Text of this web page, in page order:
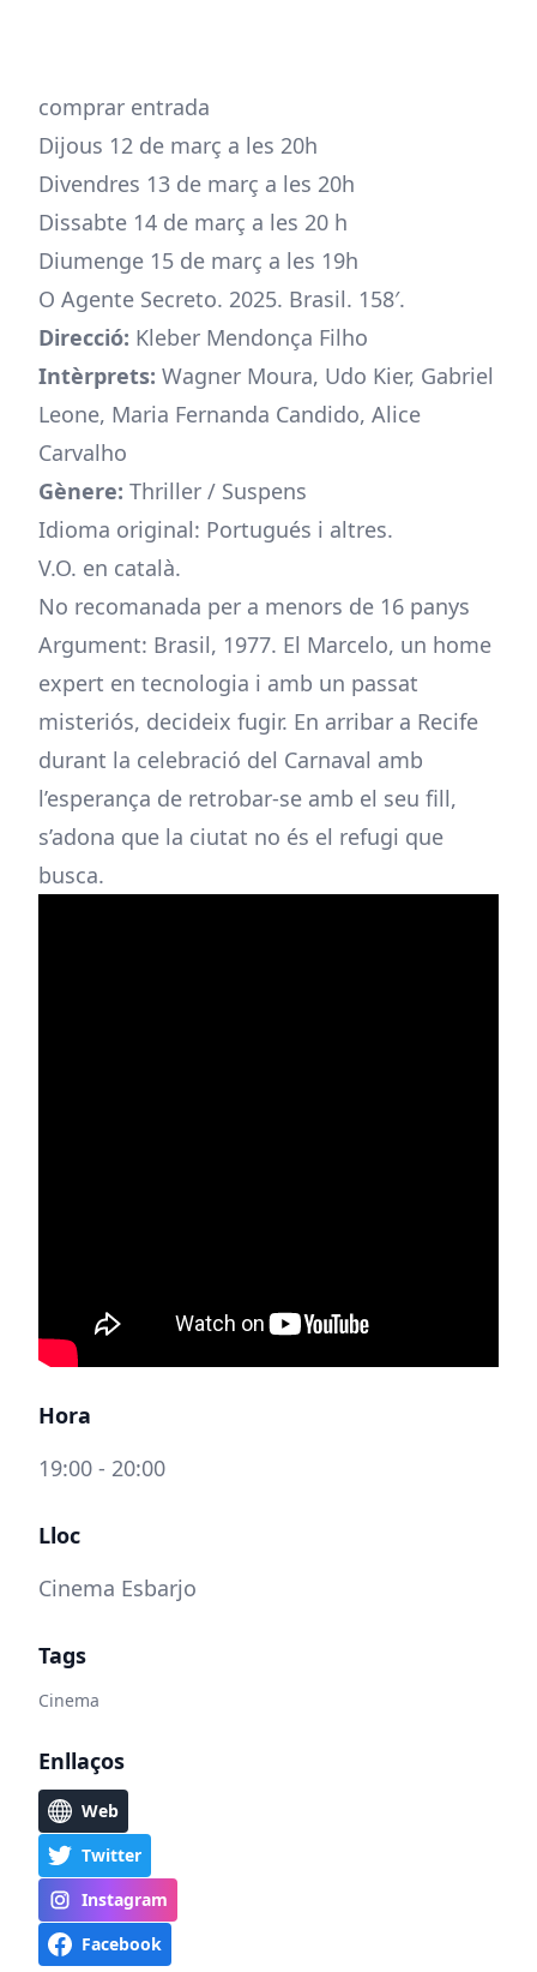
comprar entrada
Dijous 12 de març a les 20h
Divendres 13 de març a les 20h
Dissabte 14 de març a les 20 h
Diumenge 15 de març a les 19h
O Agente Secreto. 2025. Brasil. 158′.
Direcció: Kleber Mendonça Filho
Intèrprets: Wagner Moura, Udo Kier, Gabriel
Leone, Maria Fernanda Candido, Alice
Carvalho
Gènere: Thriller / Suspens
Idioma original: Portugués i altres.
V.O. en català.
No recomanada per a menors de 16 panys
Argument: Brasil, 1977. El Marcelo, un home
expert en tecnologia i amb un passat
misteriós, decideix fugir. En arribar a Recife
durant la celebració del Carnaval amb
l’esperança de retrobar-se amb el seu fill,
s’adona que la ciutat no és el refugi que
busca.
Hora
19:00 - 20:00
Lloc
Cinema Esbarjo
Tags
Cinema
Enllaços
Web
Twitter
Instagram
Facebook